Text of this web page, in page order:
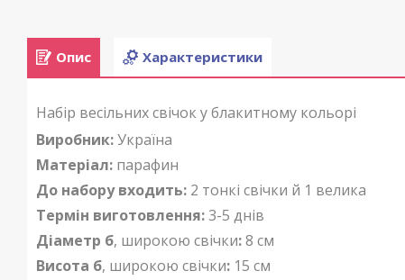
Опис Характеристики
Набір весільних свічок у блакитному кольорі
Виробник:Україна
Матеріал: парафин
До набору входить: 2 тонкі свічки й 1 велика
Термін виготовлення:3-5 днів
Діаметр б, широкою свічки:8 см
Висота б, широкою свічки: 15 см